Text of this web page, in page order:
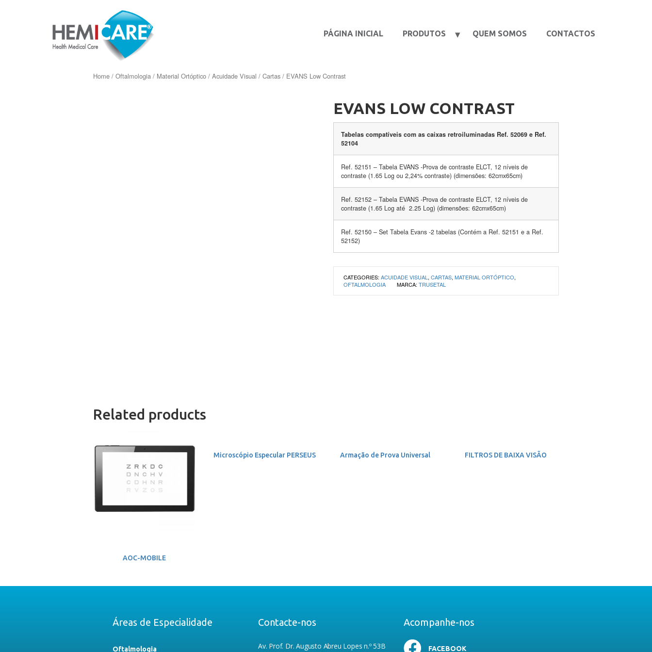
PÁGINA INICIAL PRODUTOS QUEM SOMOS CONTACTOS
Home / Oftalmologia / Material Ortóptico / Acuidade Visual / Cartas / EVANS Low Contrast
EVANS LOW CONTRAST
Tabelas compatíveis com as caixas retroiluminadas Ref. 52069 e Ref.
52104
Ref. 52151 – Tabela EVANS -Prova de contraste ELCT, 12 níveis de
contraste (1.65 Log ou 2,24% contraste) (dimensões: 62cmx65cm)
Ref. 52152 – Tabela EVANS -Prova de contraste ELCT, 12 níveis de
contraste (1.65 Log até 2.25 Log) (dimensões: 62cmx65cm)
Ref. 52150 – Set Tabela Evans -2 tabelas (Contém a Ref. 52151 e a Ref.
52152)
CATEGORIES: ACUIDADE VISUAL , CARTAS, MATERIAL ORTÓPTICO,
OFTALMOLOGIA
MARCA: TRUSETAL
Related products
AOC-MOBILE
Microscópio Especular PERSEUS Armação de Prova Universal FILTROS DE BAIXA VISÃO
Áreas de Especialidade
Oftalmologia
Contacte-nos
Av. Prof. Dr. Augusto Abreu Lopes n.º 53B
Acompanhe-nos
FACEBOOK